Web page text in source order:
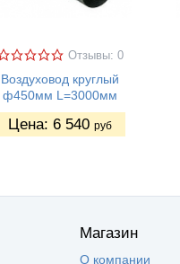
Отзывы: 0
Воздуховод круглый
ф450мм L=3000мм
Цена: 6 540 руб
Магазин
О компании